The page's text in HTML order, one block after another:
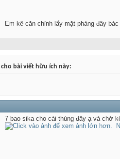
Em kê căn chỉnh lấy mặt phảng đây bác
cho bài viết hữu ích này:
7 bao sika cho cái thùng đây ạ và chờ